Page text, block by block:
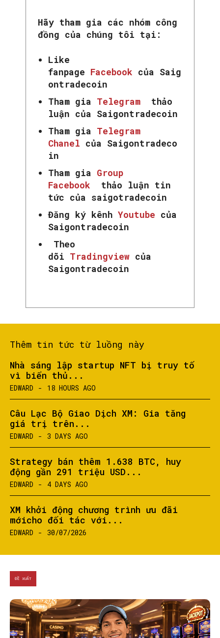
Hãy tham gia các nhóm công
đồng của chúng tôi tại:
Like
fanpage Facebook của Saig
ontradecoin
Tham gia Telegram
thảo
luận của Saigontradecoin
Tham gia Telegram
Chanel của Saigontradeco
in
Tham gia Group
Facebook
thảo luận tin
tức của saigotradecoin
Đăng ký kênh Youtube của
Saigontradecoin
Theo
dõi Tradingview của
Saigontradecoin
Thêm tin tức từ luồng này
Nhà sáng lập startup NFT bị truy tố
vì biển thủ...
EDWARD - 18 HOURS AGO
Câu Lạc Bộ Giao Dịch XM: Gia tăng
giá trị trên...
EDWARD - 3 DAYS AGO
Strategy bán thêm 1.638 BTC, huy
động gần 291 triệu USD...
EDWARD - 4 DAYS AGO
XM khởi động chương trình ưu đãi
mớicho đối tác với...
EDWARD - 30/07/2026
ĐỀ XUẤT